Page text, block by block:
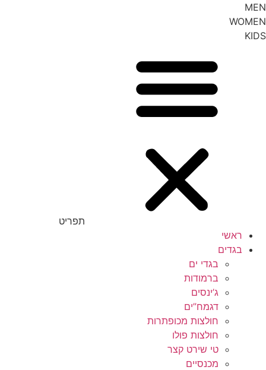
MEN
WOMEN
KIDS
תפריט
ראשי
בגדים
בגדי ים
ברמודות
ג’ינסים
דגמח”ים
חולצות מכופתרות
חולצות פולו
טי שירט קצר
מכנסיים